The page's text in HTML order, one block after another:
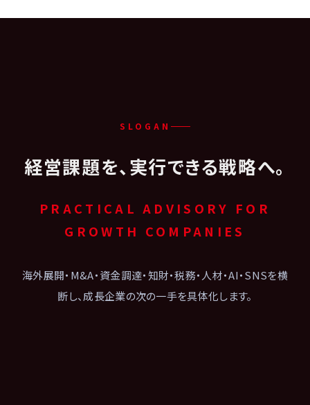
SLOGAN
経営課題を、実行できる戦略へ。
PRACTICAL ADVISORY FOR
GROWTH COMPANIES
海外展開・M&A・資金調達・知財・税務・人材・AI・SNSを横
断し、成長企業の次の一手を具体化します。